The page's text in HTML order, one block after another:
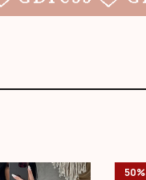
50%